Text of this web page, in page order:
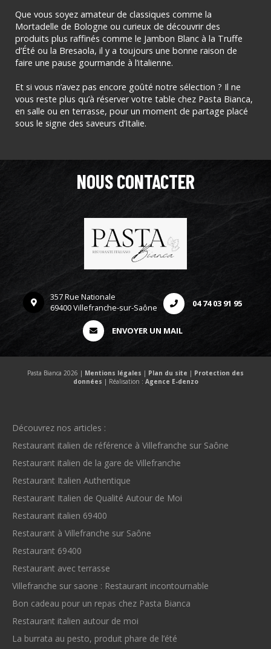
Que vous soyez amateur de classiques comme la
Mortadelle de Bologne ou curieux de découvrir des
produits plus raffinés comme le Jambon Blanc à la Truffe
d’Été ou la Bresaola, il y a toujours une bonne raison de
faire une pause gourmande à l’italienne.
Et si vous n’avez pas encore goûté notre sélection ? Il ne
vous reste plus qu’à réserver votre table chez Pasta Bianca,
en salle ou en terrasse, pour un moment de partage placé
sous le signe des saveurs d’Italie.
NOUS CONTACTER
357 Rue Nationale
69400 Villefranche-sur-Saône
04 74 03 91 95
ENVOYER UN MAIL
Pasta Bianca 2026 | Mentions légales | Plan du site | Protection des
données | Réalisation : Agence E-denzo
Découvrez nos articles :
Restaurant italien de référence à Villefranche sur Saône
Restaurant italien de la gare de Villefranche
Restaurant Italien Authentique
Restaurant Italien de Qualité Autour de Moi
Restaurant italien 69400
Restaurant à Villefranche sur Saône
Restaurant 69400
Restaurant avec terrasse
Villefranche sur saone : Restaurant incontournable
Bon cadeau pour un repas chez Pasta Bianca
Restaurant italien autour de moi
La burrata au pesto, produit phare de l’été